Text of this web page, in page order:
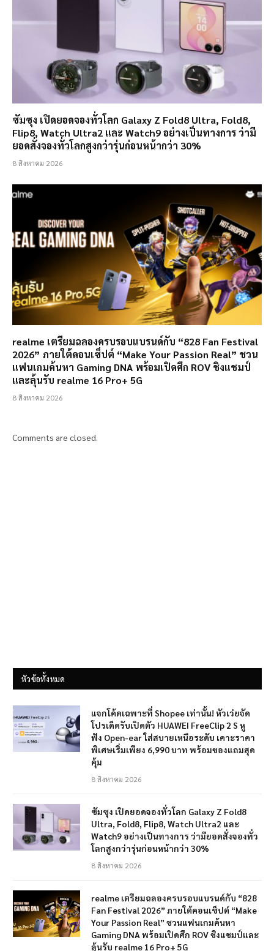
ซัมซุง เปิดยอดจองทั่วโลก Galaxy Z Fold8 Ultra, Fold8,
Flip8, Watch Ultra2 และ Watch9 อย่างเป็นทางการ ว่ามี
ยอดสั่งจองทั่วโลกสูงกว่ารุ่นก่อนหน้ากว่า 30%
8 สิงหาคม 2026
realme เตรียมฉลองครบรอบแบรนด์กับ “828 Fan Festival
2026” ภายใต้คอนเซ็ปต์ “Make Your Passion Real” ชวน
แฟนเกมค้นหา Gaming DNA พร้อมเปิดศึก ROV ชิงแชมป์
และลุ้นรับ realme 16 Pro+ 5G
8 สิงหาคม 2026
Comments are closed.
หัวข้อทั้งหมด
แจกโค้ดเฉพาะที่ Shopee เท่านั้น! หัวเว่ยจัด
โปรเด็ดรับเปิดตัว HUAWEI FreeClip 2 S หู
ฟัง Open-ear ใส่สบายเหนือระดับ เคาะราคา
พิเศษเริ่มเพียง 6,990 บาท พร้อมของแถมสุด
คุ้ม
8 สิงหาคม 2026
ซัมซุง เปิดยอดจองทั่วโลก Galaxy Z Fold8
Ultra, Fold8, Flip8, Watch Ultra2 และ
Watch9 อย่างเป็นทางการ ว่ามียอดสั่งจองทั่ว
โลกสูงกว่ารุ่นก่อนหน้ากว่า 30%
8 สิงหาคม 2026
realme เตรียมฉลองครบรอบแบรนด์กับ “828
Fan Festival 2026” ภายใต้คอนเซ็ปต์ “Make
Your Passion Real” ชวนแฟนเกมค้นหา
Gaming DNA พร้อมเปิดศึก ROV ชิงแชมป์และ
ลุ้นรับ realme 16 Pro+ 5G